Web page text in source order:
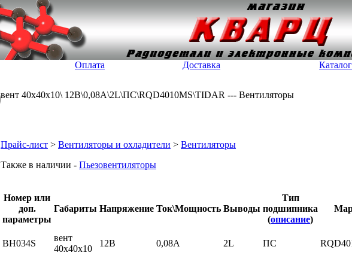
Оплата Доставка Каталог
вент 40x40x10\ 12В\0,08А\2L\ПС\RQD4010MS\TIDAR --- Вентиляторы
Прайс-лист > Вентиляторы и охладители > Вентиляторы
Также в наличии - Пьезовентиляторы
Номер или
доп.
параметры
Габариты Напряжение Ток\Мощность Выводы
Тип
подшипника
(описание)
ВН034S
вент
40x40x10
12В 0,08А 2L ПС